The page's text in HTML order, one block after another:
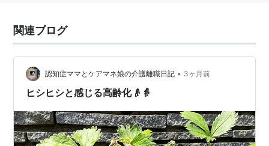
関連ブログ
認知症ママとケアマネ娘の介護離職日記 • 3ヶ月前
ヒシヒシと感じる高齢化👴👵